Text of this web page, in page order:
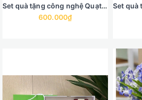
Set quà tặng công nghệ Quạt điện mini, loa bluetooth
600.000₫